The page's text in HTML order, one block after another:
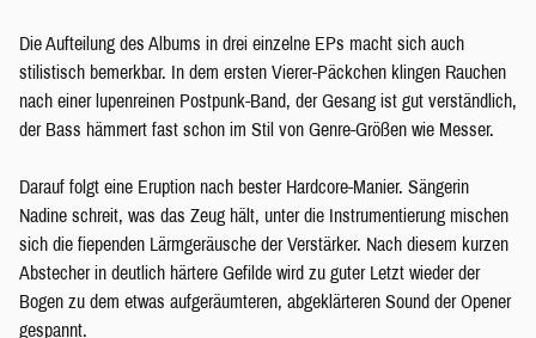
Die Aufteilung des Albums in drei einzelne EPs macht sich auch
stilistisch bemerkbar. In dem ersten Vierer-Päckchen klingen Rauchen
nach einer lupenreinen Postpunk-Band, der Gesang ist gut verständlich,
der Bass hämmert fast schon im Stil von Genre-Größen wie Messer.
Darauf folgt eine Eruption nach bester Hardcore-Manier. Sängerin
Nadine schreit, was das Zeug hält, unter die Instrumentierung mischen
sich die fiependen Lärmgeräusche der Verstärker. Nach diesem kurzen
Abstecher in deutlich härtere Gefilde wird zu guter Letzt wieder der
Bogen zu dem etwas aufgeräumteren, abgeklärteren Sound der Opener
gespannt.